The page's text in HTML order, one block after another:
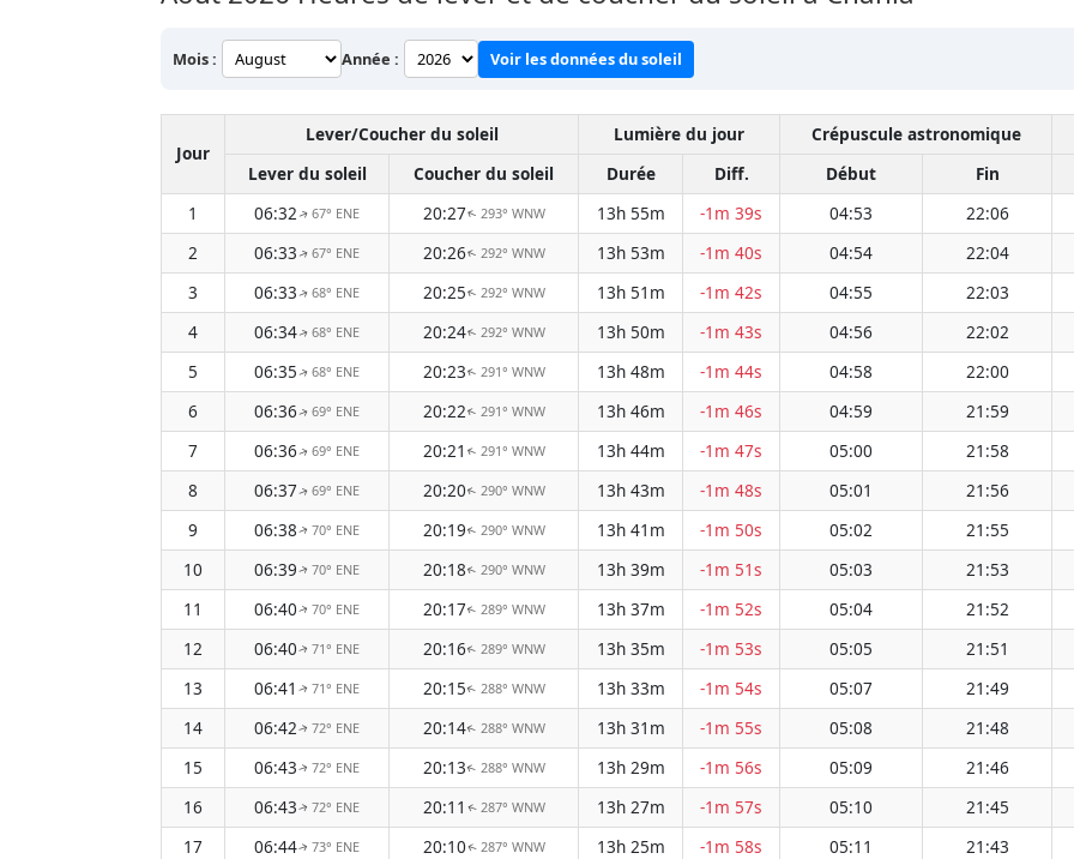
Mois : Année : Voir les données du soleil
Jour
Lever/Coucher du soleil Lumière du jour
Crépuscule astronomique
Lever du soleil
Coucher du soleil Durée Diff. Début
Fin
1
06:32↑67° ENE 20:27↑ 293° WNW 13h 55m -1m 39s 04:53
22:06
2
06:33↑67° ENE 20:26↑ 292° WNW 13h 53m -1m 40s 04:54
22:04
3
06:33↑68° ENE 20:25↑ 292° WNW 13h 51m -1m 42s 04:55
22:03
4
06:34↑68° ENE 20:24↑ 292° WNW 13h 50m -1m 43s 04:56
22:02
5
06:35↑68° ENE 20:23↑ 291° WNW 13h 48m -1m 44s 04:58
22:00
6
06:36↑69° ENE 20:22↑ 291° WNW 13h 46m -1m 46s 04:59
21:59
7
06:36↑69° ENE 20:21 ↑ 291° WNW 13h 44m -1m 47s 05:00
21:58
8
06:37↑69° ENE 20:20↑ 290° WNW 13h 43m -1m 48s 05:01
21:56
9
06:38↑70° ENE 20:19↑ 290° WNW 13h 41m -1m 50s 05:02
21:55
10
06:39↑70° ENE 20:18↑ 290° WNW 13h 39m -1m 51s 05:03
21:53
11
06:40↑70° ENE 20:17↑ 289° WNW 13h 37m -1m 52s 05:04
21:52
12
06:40↑71° ENE 20:16↑ 289° WNW 13h 35m -1m 53s 05:05
21:51
13
06:41 ↑71° ENE 20:15↑ 288° WNW 13h 33m -1m 54s 05:07
21:49
14
06:42↑72° ENE 20:14↑ 288° WNW 13h 31m -1m 55s 05:08
21:48
15
06:43↑72° ENE 20:13↑ 288° WNW 13h 29m -1m 56s 05:09
21:46
16
06:43↑72° ENE 20:11 ↑ 287° WNW 13h 27m -1m 57s 05:10
21:45
17
06:44↑73° ENE 20:10↑ 287° WNW 13h 25m -1m 58s 05:11
21:43